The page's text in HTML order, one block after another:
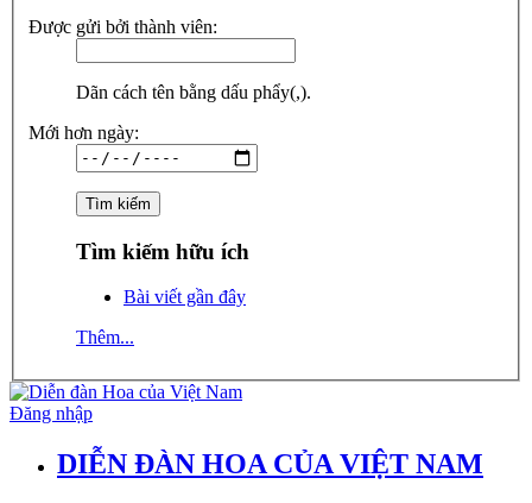
Được gửi bởi thành viên:
Dãn cách tên bằng dấu phẩy(,).
Mới hơn ngày:
Tìm kiếm hữu ích
Bài viết gần đây
Thêm...
Đăng nhập
DIỄN ĐÀN HOA CỦA VIỆT NAM